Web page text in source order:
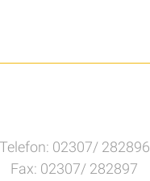
Telefon: 02307/ 282896
Fax: 02307/ 282897